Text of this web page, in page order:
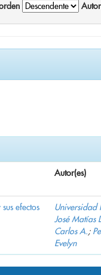
Autor(es)
efectos
Universidad
José Matías
Carlos A.;
Evelyn